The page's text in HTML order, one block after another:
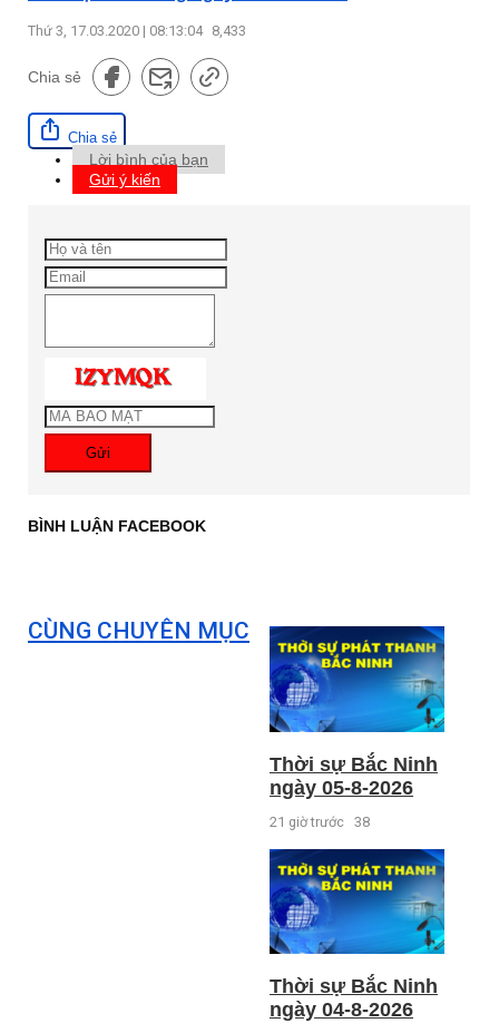
Thứ 3, 17.03.2020 | 08:13:04 8,433
Chia sẻ
Chia sẻ
Lời bình của bạn
Gửi ý kiến
Gửi
BÌNH LUẬN FACEBOOK
CÙNG CHUYÊN MỤC
Thời sự Bắc Ninh
ngày 05-8-2026
21 giờ trước 38
Thời sự Bắc Ninh
ngày 04-8-2026